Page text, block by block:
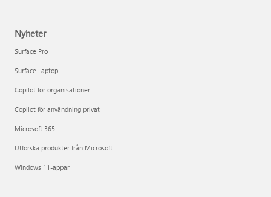
Nyheter
Surface Pro
Surface Laptop
Copilot för organisationer
Copilot för användning privat
Microsoft 365
Utforska produkter från Microsoft
Windows 11-appar